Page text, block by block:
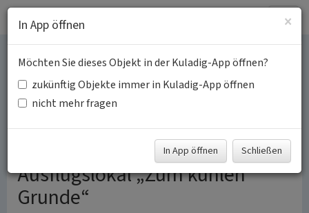
Sonntagsmühle am
Mirbesbach in
Königswinter
Ausflugslokal „Zum kühlen
Grunde“
×
In App öffnen
Möchten Sie dieses Objekt in der Kuladig-App öffnen?
zukünftig Objekte immer in Kuladig-App öffnen
nicht mehr fragen
In App öffnen Schließen